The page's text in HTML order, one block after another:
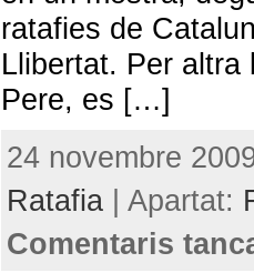
ratafies de
Llibertat. Per altra
Pere, es […]
24 novembre
Ratafia| Apartat:
Comentaris